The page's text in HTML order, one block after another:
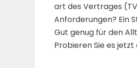
art des Vertrages
Anforderungen? Ein
Gut genug für den
Probieren Sie es jetzt